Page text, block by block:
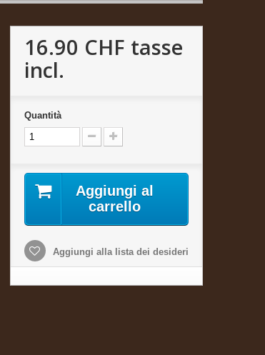
16.90 CHF tasse
incl.
Quantità
Aggiungi al
carrello
Aggiungi alla lista dei desideri